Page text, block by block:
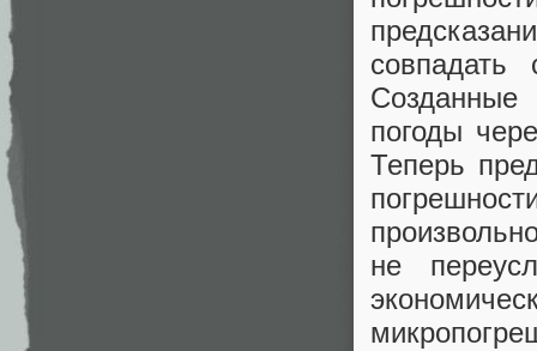
погоды
Теперь
не